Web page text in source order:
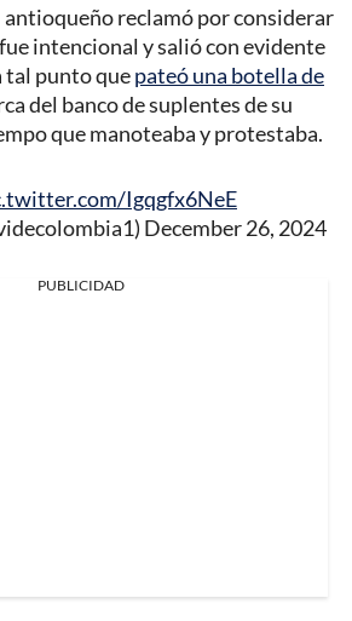
antioqueño reclamó por considerar
intencional y salió con evidente
tal punto quepateó una botella de
del banco de suplentes de su
que manoteaba y protestaba.
Igqgfx6NeE
December 26, 2024
PUBLICIDAD